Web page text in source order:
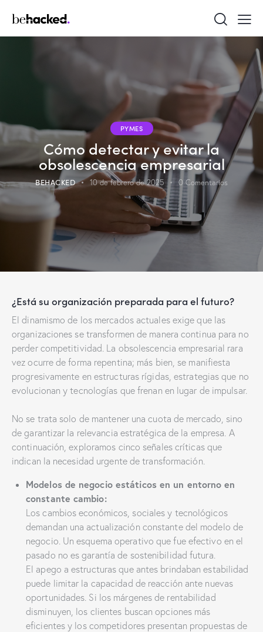
PYMES
Cómo detectar y evitar la
obsolescencia empresarial
BEHACKED 10 de febrero de 2025 0 Comentarios
¿Está su organización preparada para el futuro?
El dinamismo de los mercados actuales exige que las
organizaciones se transformen de manera continua para no
perder competitividad. La obsolescencia empresarial rara
vez ocurre de forma repentina; más bien, se manifiesta
progresivamente en estructuras rígidas, estrategias que no
evolucionan y tecnologías que frenan en lugar de impulsar.
No se trata solo de mantener una cuota de mercado, sino
de garantizar la relevancia estratégica de la empresa. A
continuación, exploramos cinco señales críticas que
indican la necesidad urgente de transformación.
Modelos de negocio estáticos en un entorno en
constante cambio:
Los cambios económicos, sociales y tecnológicos
demandan una actualización constante del modelo de
negocio. Un esquema operativo que fue efectivo en el
pasado no es garantía de sostenibilidad futura.
El apego a estructuras que antes brindaban estabilidad
puede limitar la capacidad de reacción ante nuevas
oportunidades. Si los márgenes de rentabilidad
disminuyen, los clientes buscan opciones más
eficientes y los competidores presentan propuestas de